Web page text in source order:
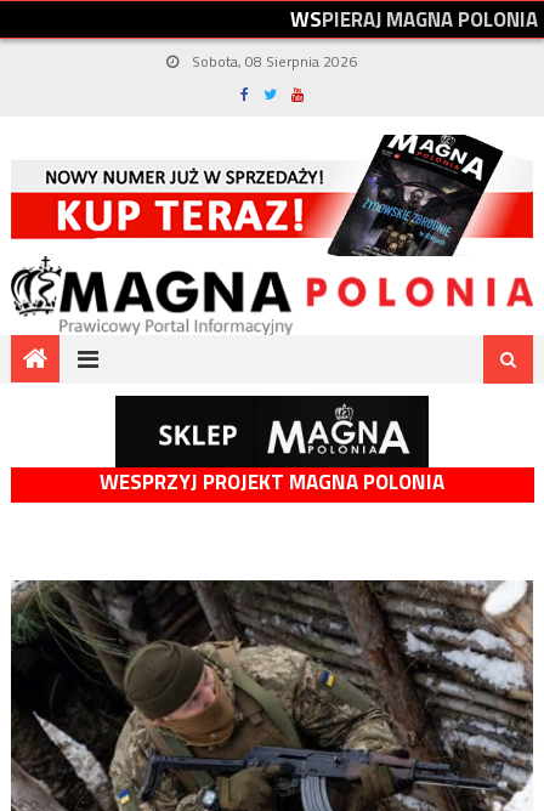
WSPIERAJMAGNAPOLONIA
Sobota, 08 Sierpnia 2026
WESPRZYJ PROJEKT MAGNA POLONIA